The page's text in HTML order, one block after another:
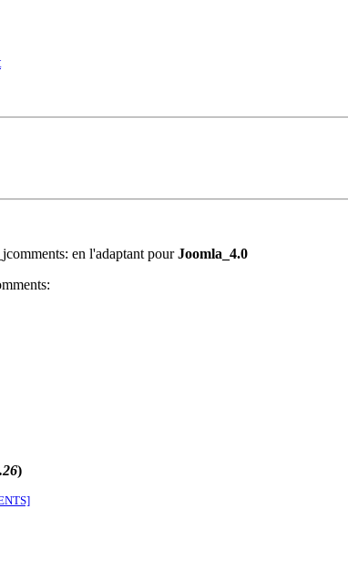
en l'adaptant pourJoomla_4.0
)